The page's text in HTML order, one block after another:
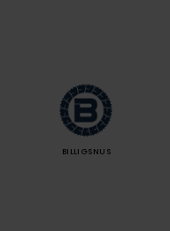
BILLIGSNUS